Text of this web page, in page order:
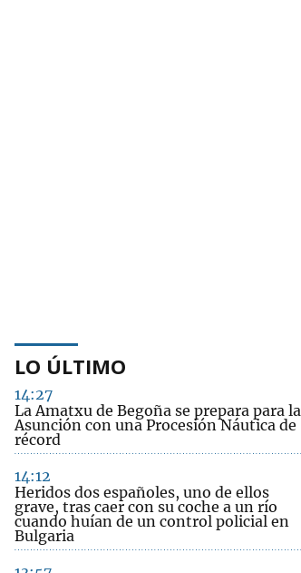
LO ÚLTIMO
14:27
La Amatxu de Begoña se prepara para la
Asunción con una Procesión Náutica de
récord
14:12
Heridos dos españoles, uno de ellos
grave, tras caer con su coche a un río
cuando huían de un control policial en
Bulgaria